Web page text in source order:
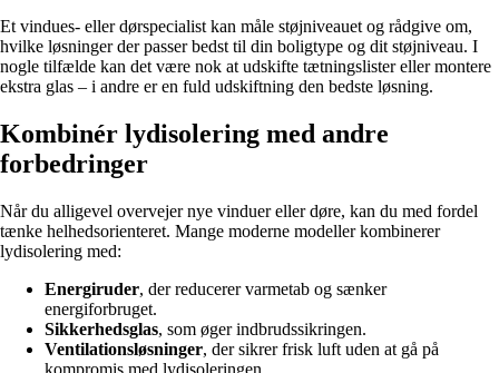
Et vindues- eller dørspecialist kan måle støjniveauet og rådgive om,
hvilke løsninger der passer bedst til din boligtype og dit støjniveau. I
nogle tilfælde kan det være nok at udskifte tætningslister eller montere
ekstra glas – i andre er en fuld udskiftning den bedste løsning.
Kombinér lydisolering med andre
forbedringer
Når du alligevel overvejer nye vinduer eller døre, kan du med fordel
tænke helhedsorienteret. Mange moderne modeller kombinerer
lydisolering med:
Energiruder, der reducerer varmetab og sænker
energiforbruget.
Sikkerhedsglas, som øger indbrudssikringen.
Ventilationsløsninger, der sikrer frisk luft uden at gå på
kompromis med lydisoleringen.